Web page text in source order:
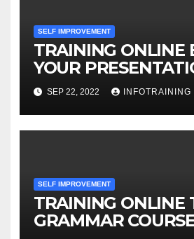
SELF IMPROVEMENT
TRAINING ONLINE
YOUR
SEP 22, 2022 INFOTRAINING
SELF IMPROVEMENT
TRAINING ONLINE
GRAMMAR